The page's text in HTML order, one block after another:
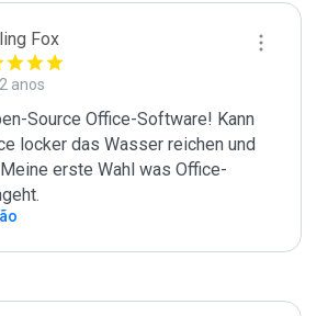
Fox
anos
Source Office-Software! Kann
locker das Wasser reichen und
erste Wahl was Office-